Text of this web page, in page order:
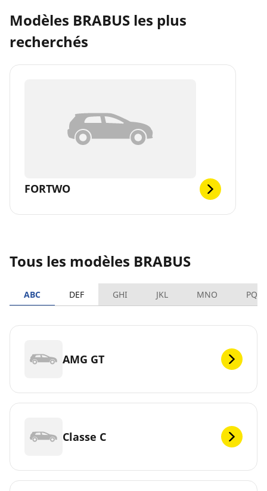
Modèles BRABUS les plus
recherchés
FORTWO
Tous les modèles BRABUS
ABC DEF GHI JKL MNO PQRS
AMG GT
Classe C